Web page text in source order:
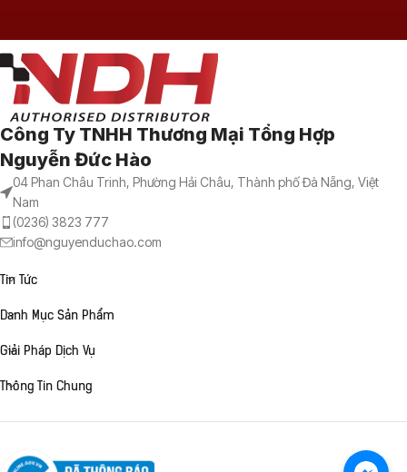
Công Ty TNHH Thương Mại Tổng Hợp
Nguyễn Đức Hào
04 Phan Châu Trinh, Phường Hải Châu, Thành phố Đà Nẵng, Việt
Nam
(0236) 3823 777
info@nguyenduchao.com
Tin Tức
Danh Mục Sản Phẩm
Giải Pháp Dịch Vụ
Thông Tin Chung